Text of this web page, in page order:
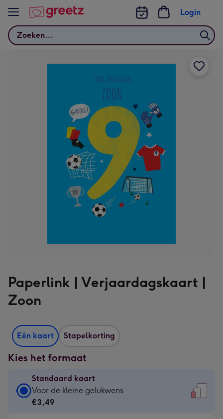
Bekijk meer
Zoeken
Login
Paperlink | Verjaardagskaart |
Zoon
Eén kaart Stapelkorting
Kies het formaat
Standaard kaart
Standaard
kaart
Voor de kleine gelukwens
€3,49